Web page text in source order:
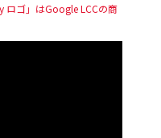
ロゴ」はGoogle LCCの商